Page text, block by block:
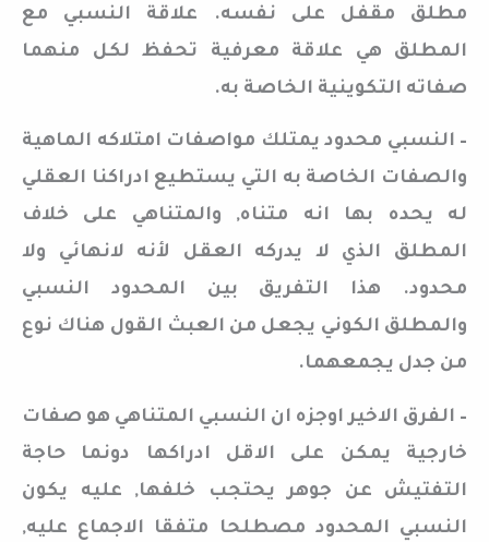
مطلق مقفل على نفسه. علاقة النسبي مع
المطلق هي علاقة معرفية تحفظ لكل منهما
صفاته التكوينية الخاصة به.
– النسبي محدود يمتلك مواصفات امتلاكه الماهية
والصفات الخاصة به التي يستطيع ادراكنا العقلي
له يحده بها انه متناه, والمتناهي على خلاف
المطلق الذي لا يدركه العقل لأنه لانهائي ولا
محدود. هذا التفريق بين المحدود النسبي
والمطلق الكوني يجعل من العبث القول هناك نوع
من جدل يجمعهما.
– الفرق الاخير اوجزه ان النسبي المتناهي هو صفات
خارجية يمكن على الاقل ادراكها دونما حاجة
التفتيش عن جوهر يحتجب خلفها, عليه يكون
النسبي المحدود مصطلحا متفقا الاجماع عليه,